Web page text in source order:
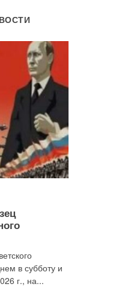
Обязательные поля
в субботу и
г., на...